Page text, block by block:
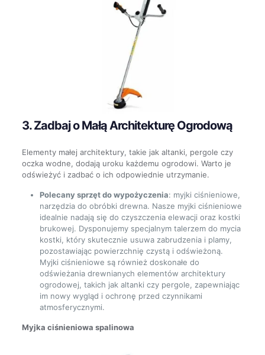
3. Zadbaj o Małą Architekturę Ogrodową
Elementy małej architektury, takie jak altanki, pergole czy
oczka wodne, dodają uroku każdemu ogrodowi. Warto je
odświeżyć i zadbać o ich odpowiednie utrzymanie.
Polecany sprzęt do wypożyczenia: myjki ciśnieniowe,
narzędzia do obróbki drewna. Nasze myjki ciśnieniowe
idealnie nadają się do czyszczenia elewacji oraz kostki
brukowej. Dysponujemy specjalnym talerzem do mycia
kostki, który skutecznie usuwa zabrudzenia i plamy,
pozostawiając powierzchnię czystą i odświeżoną.
Myjki ciśnieniowe są również doskonałe do
odświeżania drewnianych elementów architektury
ogrodowej, takich jak altanki czy pergole, zapewniając
im nowy wygląd i ochronę przed czynnikami
atmosferycznymi.
Myjka ciśnieniowa spalinowa